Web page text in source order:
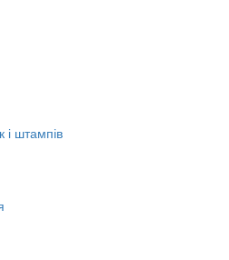
штампів